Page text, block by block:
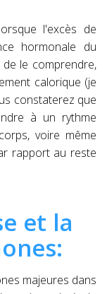
l'excès de
hormonale du
le comprendre,
calorique (je
constaterez que
à un rythme
voire même
rapport au reste
et la
majeures dans